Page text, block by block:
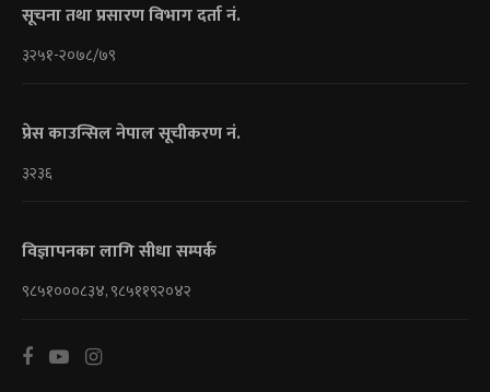
सूचना तथा प्रसारण विभाग दर्ता नं.
३२५१-२०७८/७९
प्रेस काउन्सिल नेपाल सूचीकरण नं.
३२३६
विज्ञापनका लागि सीधा सम्पर्क
९८५१०००८३४, ९८५११९२०४२